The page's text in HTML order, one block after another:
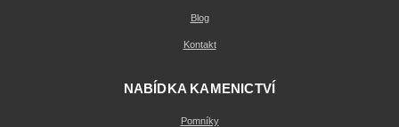
Blog
Kontakt
NABÍDKA KAMENICTVÍ
Pomníky